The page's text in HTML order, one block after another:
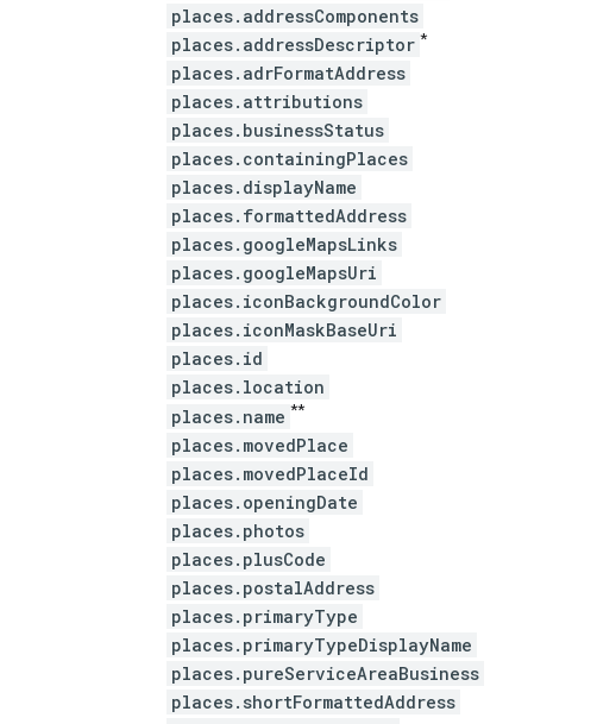
places.addressComponents
places.addressDescriptor *
places.adrFormatAddress
places.attributions
places.businessStatus
places.containingPlaces
places.displayName
places.formattedAddress
places.googleMapsLinks
places.googleMapsUri
places.iconBackgroundColor
places.iconMaskBaseUri
places.id
places.location
places.name **
places.movedPlace
places.movedPlaceId
places.openingDate
places.photos
places.plusCode
places.postalAddress
places.primaryType
places.primaryTypeDisplayName
places.pureServiceAreaBusiness
places.shortFormattedAddress